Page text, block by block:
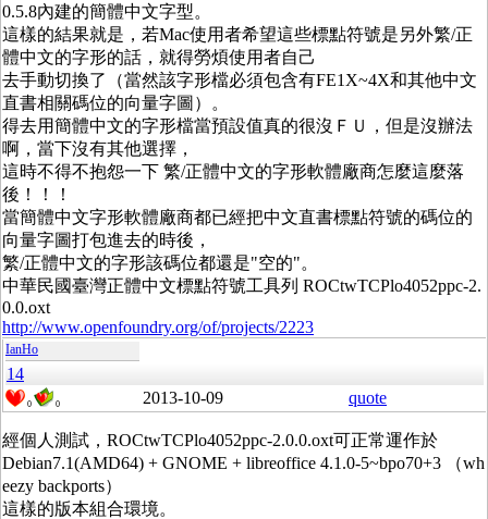
0.5.8內建的簡體中文字型。
這樣的結果就是，若Mac使用者希望這些標點符號是另外繁/正
體中文的字形的話，就得勞煩使用者自己
去手動切換了（當然該字形檔必須包含有FE1X~4X和其他中文
直書相關碼位的向量字圖）。
得去用簡體中文的字形檔當預設值真的很沒ＦＵ，但是沒辦法
啊，當下沒有其他選擇，
這時不得不抱怨一下 繁/正體中文的字形軟體廠商怎麼這麼落
後！！！
當簡體中文字形軟體廠商都已經把中文直書標點符號的碼位的
向量字圖打包進去的時後，
繁/正體中文的字形該碼位都還是"空的"。
中華民國臺灣正體中文標點符號工具列 ROCtwTCPlo4052ppc-2.
0.0.oxt
http://www.openfoundry.org/of/projects/2223
IanHo
14
0 0 2013-10-09 quote
經個人測試，ROCtwTCPlo4052ppc-2.0.0.oxt可正常運作於
Debian7.1(AMD64) + GNOME + libreoffice 4.1.0-5~bpo70+3 （wh
eezy backports）
這樣的版本組合環境。